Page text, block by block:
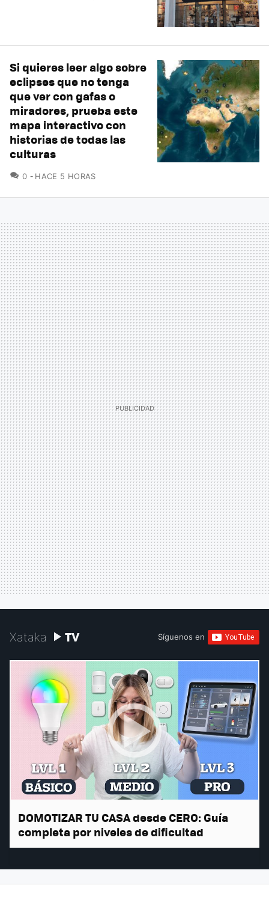
Si quieres leer algo sobre
eclipses que no tenga
que ver con gafas o
miradores, prueba este
mapa interactivo con
historias de todas las
culturas
0 COMENTARIOS
HACE 5 HORAS
Xataka TV Síguenos en
DOMOTIZAR TU CASA desde CERO: Guía
completa por niveles de dificultad